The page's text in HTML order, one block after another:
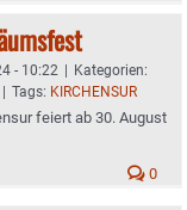
- 10:22 | Kategorien:
| Tags: KIRCHENSUR
feiert ab 30. August
0